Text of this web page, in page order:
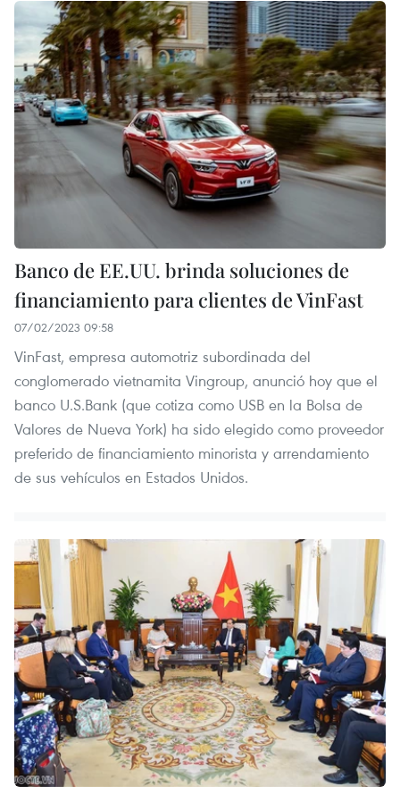
Banco de EE.UU. brinda soluciones de
financiamiento para clientes de VinFast
07/02/2023 09:58
VinFast, empresa automotriz subordinada del
conglomerado vietnamita Vingroup, anunció hoy que el
banco U.S.Bank (que cotiza como USB en la Bolsa de
Valores de Nueva York) ha sido elegido como proveedor
preferido de financiamiento minorista y arrendamiento
de sus vehículos en Estados Unidos.